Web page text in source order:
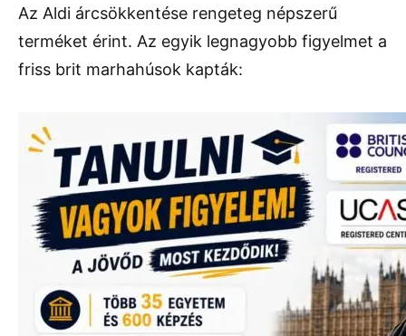
Az Aldi árcsökkentése rengeteg népszerű
terméket érint. Az egyik legnagyobb figyelmet a
friss brit marhahúsok kapták: